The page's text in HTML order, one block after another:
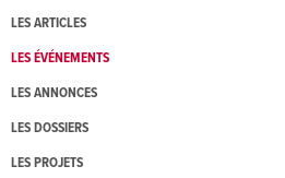
LES ARTICLES
LES ÉVÉNEMENTS
LES ANNONCES
LES DOSSIERS
LES PROJETS